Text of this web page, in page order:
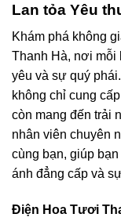
Lan tỏa Yêu
Khám phá không
Thanh Hà, nơi mỗi
yêu và sự quý
không chỉ cung
còn mang đến trải
nhân viên chuyên
cùng bạn, giúp
ánh đẳng cấp và
Điện Hoa Tươi